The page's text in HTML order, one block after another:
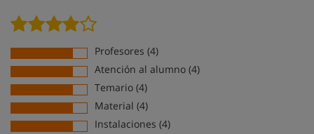
Profesores (4)
Atención al alumno (4)
Temario (4)
Material (4)
Instalaciones (4)